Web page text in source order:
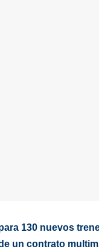
130 nuevos
un contrato